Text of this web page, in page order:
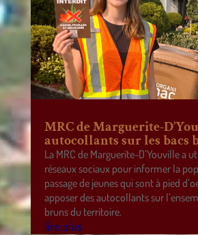
MRC de Marguerite-
autocollants sur les bacs
La MRC de Marguerite-D’Youville a
réseaux sociaux pour informer la
passage de jeunes qui sont à pied
apposer des autocollants sur
bruns du territoire.
lire plus